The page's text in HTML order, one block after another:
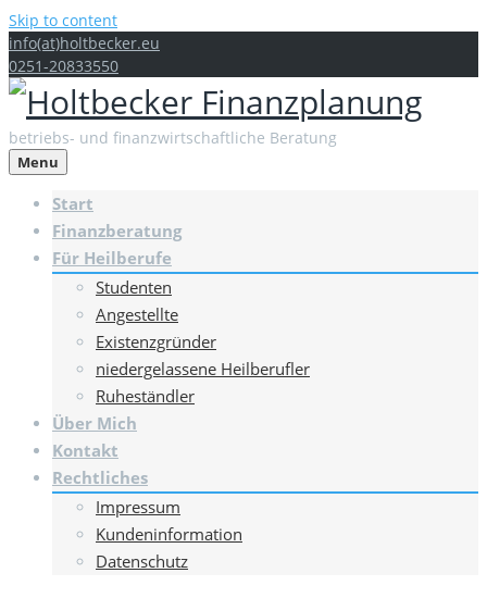
Skip to content
info(at)holtbecker.eu
0251-20833550
betriebs- und finanzwirtschaftliche Beratung
Menu
Start
Finanzberatung
Für Heilberufe
Studenten
Angestellte
Existenzgründer
niedergelassene Heilberufler
Ruheständler
Über Mich
Kontakt
Rechtliches
Impressum
Kundeninformation
Datenschutz